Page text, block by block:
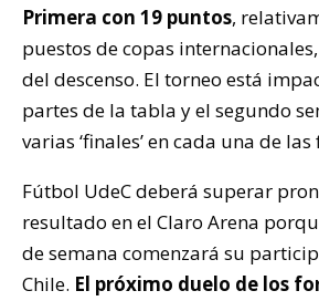
Primera con 19 puntos,
puestos de copas
del descenso. El torneo está
partes de la tabla y el segundo
varias ‘finales’ en cada una de las
Fútbol UdeC deberá superar
resultado en el Claro Arena
de semana comenzará su
Chile. El próximo duelo de los